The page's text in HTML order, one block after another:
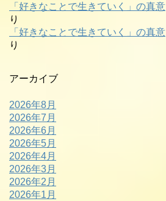
「好きなことで生きていく」の真意
り
「好きなことで生きていく」の真意
り
アーカイブ
2026年8月
2026年7月
2026年6月
2026年5月
2026年4月
2026年3月
2026年2月
2026年1月